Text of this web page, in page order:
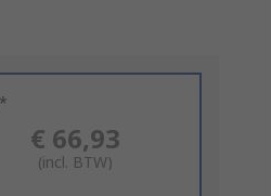
€ 66,93
(incl. BTW)